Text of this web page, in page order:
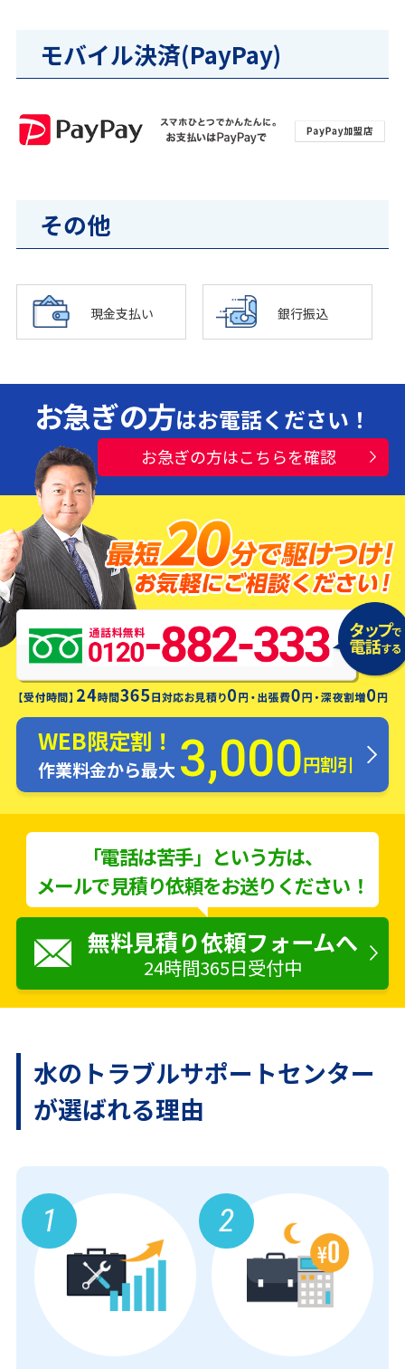
モバイル決済(PayPay)
その他
現金支払い 銀行振込
お急ぎの方はお電話ください！
お急ぎの方はこちらを確認
水漏れ・つまり・修理お電話一本ですぐ
にお伺いします！
WEB限定割！
作業料金から最大 3,000円割引
「電話は苦手」という方は、
メールで見積り依頼をお送りください！
無料見積り依頼フォームへ
24時間365日受付中
水のトラブルサポートセンター
が選ばれる理由
1 2